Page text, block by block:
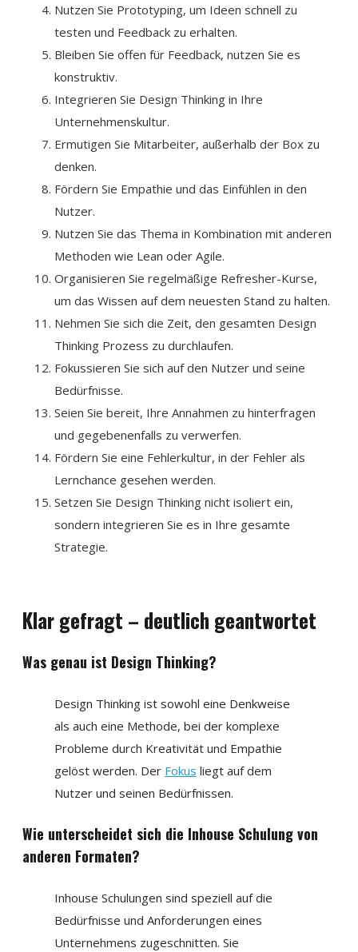
Nutzen Sie Prototyping, um Ideen schnell zu
testen und Feedback zu erhalten.
Bleiben Sie offen für Feedback, nutzen Sie es
konstruktiv.
Integrieren Sie Design Thinking in Ihre
Unternehmenskultur.
Ermutigen Sie Mitarbeiter, außerhalb der Box zu
denken.
Fördern Sie Empathie und das Einfühlen in den
Nutzer.
Nutzen Sie das Thema in Kombination mit anderen
Methoden wie Lean oder Agile.
Organisieren Sie regelmäßige Refresher-Kurse,
um das Wissen auf dem neuesten Stand zu halten.
Nehmen Sie sich die Zeit, den gesamten Design
Thinking Prozess zu durchlaufen.
Fokussieren Sie sich auf den Nutzer und seine
Bedürfnisse.
Seien Sie bereit, Ihre Annahmen zu hinterfragen
und gegebenenfalls zu verwerfen.
Fördern Sie eine Fehlerkultur, in der Fehler als
Lernchance gesehen werden.
Setzen Sie Design Thinking nicht isoliert ein,
sondern integrieren Sie es in Ihre gesamte
Strategie.
Klar gefragt – deutlich geantwortet
Was genau ist Design Thinking?
Design Thinking ist sowohl eine Denkweise
als auch eine Methode, bei der komplexe
Probleme durch Kreativität und Empathie
gelöst werden. Der Fokus liegt auf dem
Nutzer und seinen Bedürfnissen.
Wie unterscheidet sich die Inhouse Schulung von
anderen Formaten?
Inhouse Schulungen sind speziell auf die
Bedürfnisse und Anforderungen eines
Unternehmens zugeschnitten. Sie